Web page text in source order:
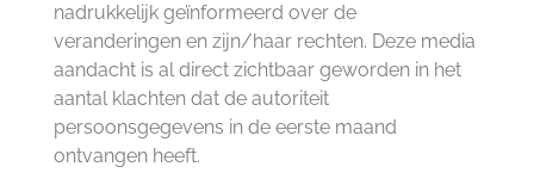
CONTACT
nadrukkelijk geïnformeerd over de
veranderingen en zijn/haar rechten. Deze media
aandacht is al direct zichtbaar geworden in het
aantal klachten dat de autoriteit
persoonsgegevens in de eerste maand
ontvangen heeft.